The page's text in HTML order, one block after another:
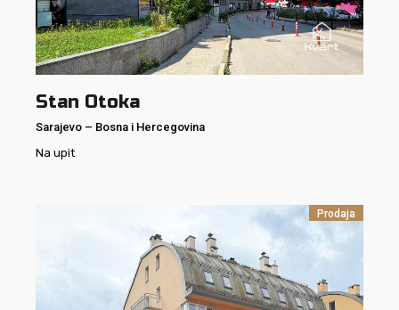
Stan Otoka
Sarajevo – Bosna i Hercegovina
Na upit
Prodaja